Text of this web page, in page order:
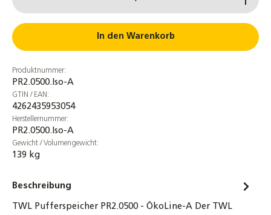
In den Warenkorb
Produktnummer:
PR2.0500.Iso-A
GTIN / EAN:
4262435953054
Herstellernummer:
PR2.0500.Iso-A
Gewicht / Volumengewicht:
139 kg
Beschreibung
TWL Pufferspeicher PR2.0500 - ÖkoLine-A Der TWL